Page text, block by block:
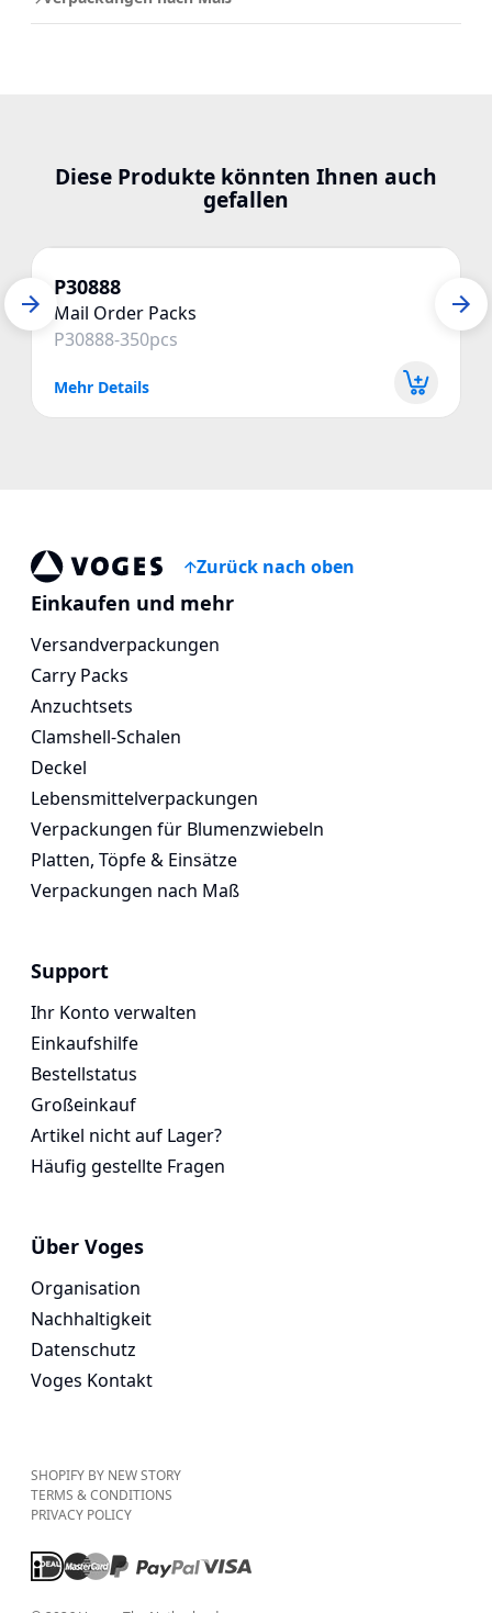
Diese Produkte könnten Ihnen auch
gefallen
P30888
Mail Order Packs
P30888-350pcs
Mehr Details
Voges Online Store
Zurück nach oben
Einkaufen und mehr
Versandverpackungen
Carry Packs
Anzuchtsets
Clamshell-Schalen
Deckel
Lebensmittelverpackungen
Verpackungen für Blumenzwiebeln
Platten, Töpfe & Einsätze
Verpackungen nach Maß
Support
Ihr Konto verwalten
Einkaufshilfe
Bestellstatus
Großeinkauf
Artikel nicht auf Lager?
Häufig gestellte Fragen
Über Voges
Organisation
Nachhaltigkeit
Datenschutz
Voges Kontakt
SHOPIFY BY NEW STORY
TERMS & CONDITIONS
PRIVACY POLICY